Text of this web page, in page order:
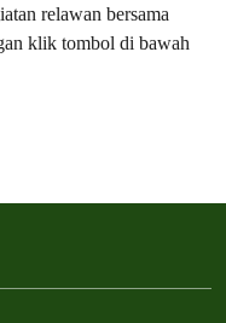
relawan bersama
klik tombol di bawah